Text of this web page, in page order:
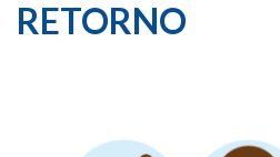
RETORNO